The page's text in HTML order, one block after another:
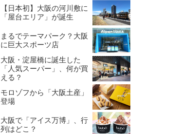
【日本初】大阪の河川敷に
「屋台エリア」が誕生
まるでテーマパーク？大阪
に巨大スポーツ店
大阪・淀屋橋に誕生した
「人気スーパー」、何が買
える？
モロゾフから「大阪土産」
登場
大阪で「アイス万博」、行
列はどこ？